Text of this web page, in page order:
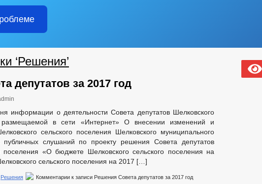
О ДЕЯТЕЛЬНОСТИ ОМСУ, РАЗМЕЩАЕМОЙ В СЕТИ «ИНТЕРНЕТ»
КОНСТРУКЦИЙ
ПРАВИЛА ЗЕМЛЕПОЛЬЗОВАНИЯ И ЗАСТРОЙКИ
ЗАДАЧИ И ФУНКЦИИ
СВЕДЕНИЯ О ЧИСЛЕННОСТИ МУНИЦИПАЛЬНЫХ
ОБЕСПЕЧЕНИИ
КОНТАКТНАЯ ИНФОРМАЦИЯ
НА ЗАМЕЩЕНИЕ ВАКАНТНЫХ ДОЛЖНОСТЕЙ МУНИЦИПАЛЬНОЙ СЛУЖБЫ
НОРМАТИВНО-ПРАВОВЫЕ АКТЫ УСЛОВИЯ И
ТРУДА
СОСТАВ ПОСЕЛЕНИЯ
СВЕДЕНИЯ О СМИ,
КОЛИЧЕСТВО СУБЪЕКТОВ МАЛОГО И СРЕДНЕГО ПРЕДПРИНЕМАТЕЛЬСТВА
СРЕДНЕГО БИЗНЕСА
СВЕДЕНИЯ О ЛЬГОТАХ, ОТСРОЧКАХ, РАССРОЧКАХ
‘Решения’
депутатов за 2017 год
информации о деятельности Совета депутатов Шелковского
размещаемой в сети «Интернет» О внесении изменений и
сельского поселения Шелковского муниципального
публичных слушаний по проекту решения Совета депутатов
поселения «О бюджете Шелковского сельского поселения на
сельского поселения на 2017 […]
Решения Комментарии к записи Решения Совета депутатов за 2017 год